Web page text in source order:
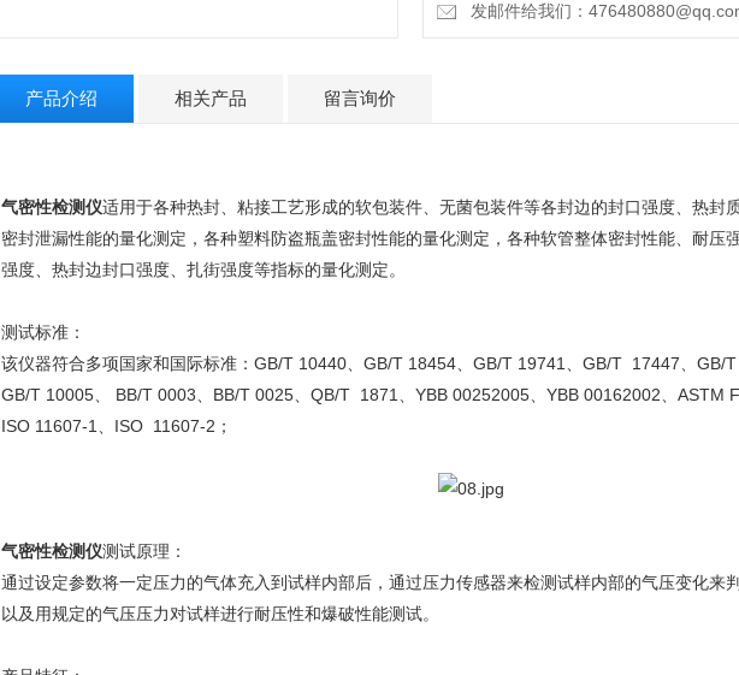
发邮件给我们：
产品介绍 相关产品 留言询价
气密性检测仪适用于各种热封、粘接工艺形成的软包装件、无菌包装件等各封边的封口强度、热封
密封泄漏性能的量化测定，各种塑料防盗瓶盖密封性能的量化测定，各种软管整体密封性能、耐压
强度、热封边封口强度、扎街强度等指标的量化测定。
测试标准：
该仪器符合多项国家和国际标准： GB/T 10440、GB/T 18454、GB/T 19741、GB/T 17447、GB/T
GB/T 10005、 BB/T 0003、BB/T 0025、QB/T 1871、YBB 00252005、YBB 00162002、ASTM
ISO 11607-1、ISO 11607-2 ；
气密性检测仪测试原理：
通过设定参数将一定压力的气体充入到试样内部后，通过压力传感器来检测试样内部的气压变化来
以及用规定的气压压力对试样进行耐压性和爆破性能测试。